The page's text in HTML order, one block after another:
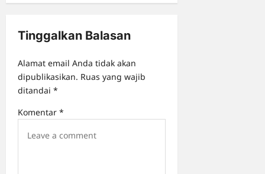
g
t
i
n
Tinggalkan Balasan
Alamat email Anda tidak akan
dipublikasikan. Ruas yang wajib
ditandai *
Komentar *